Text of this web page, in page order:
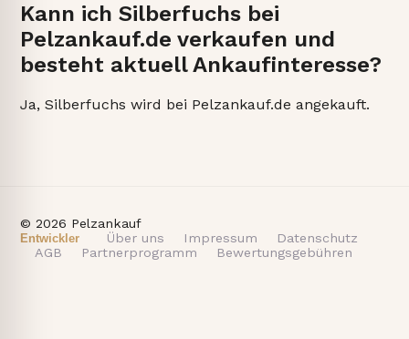
Kann ich Silberfuchs bei
Pelzankauf.de verkaufen und
besteht aktuell Ankaufinteresse?
Ja, Silberfuchs wird bei Pelzankauf.de angekauft.
© 2026 Pelzankauf
Entwickler Über uns Impressum
Datenschutz
AGB
Partnerprogramm Bewertungsgebühren